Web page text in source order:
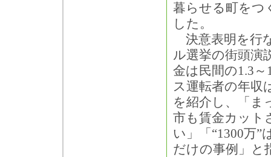
暮らせる町をつ
した。
決意表明を行
ル選挙の街頭演
金は民間の1.3
ス運転者の年収
を紹介し、「ま
市も賃金カット
い」「“1300万
だけの事例」と